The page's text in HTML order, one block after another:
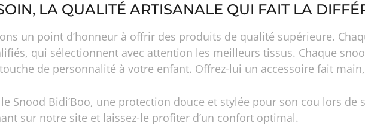
LA QUALITÉ ARTISANALE QUI FAIT LA
un point d’honneur à offrir des produits de qualité supérieure.
qui sélectionnent avec attention les meilleurs tissus. Chaque
de personnalité à votre enfant. Offrez-lui un accessoire fait
Snood Bidi’Boo, une protection douce et stylée pour son cou lors de
sur notre site et laissez-le profiter d’un confort optimal.